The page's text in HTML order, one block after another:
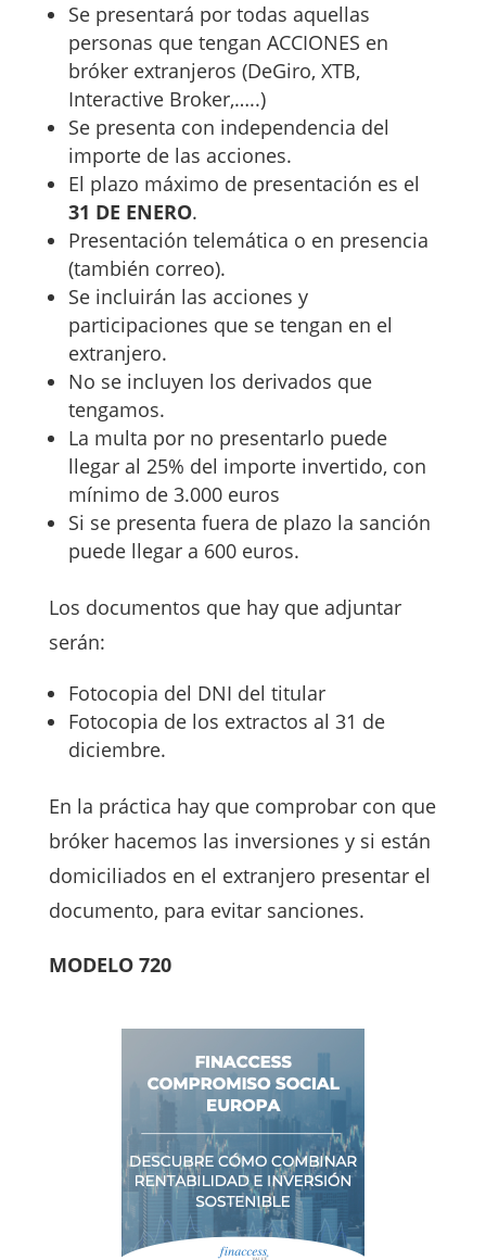
Se presentará por todas aquellas
personas que tengan ACCIONES en
bróker extranjeros (DeGiro, XTB,
Interactive Broker,…..)
Se presenta con independencia del
importe de las acciones.
El plazo máximo de presentación es el
31 DE ENERO.
Presentación telemática o en presencia
(también correo).
Se incluirán las acciones y
participaciones que se tengan en el
extranjero.
No se incluyen los derivados que
tengamos.
La multa por no presentarlo puede
llegar al 25% del importe invertido, con
mínimo de 3.000 euros
Si se presenta fuera de plazo la sanción
puede llegar a 600 euros.
Los documentos que hay que adjuntar
serán:
Fotocopia del DNI del titular
Fotocopia de los extractos al 31 de
diciembre.
En la práctica hay que comprobar con que
bróker hacemos las inversiones y si están
domiciliados en el extranjero presentar el
documento, para evitar sanciones.
MODELO 720